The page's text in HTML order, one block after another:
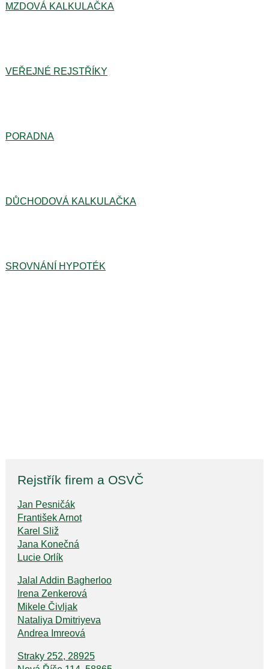
MZDOVÁ KALKULAČKA
VEŘEJNÉ REJSTŘÍKY
PORADNA
DŮCHODOVÁ KALKULAČKA
SROVNÁNÍ HYPOTÉK
Rejstřík firem a OSVČ
Jan Pesničák
František Arnot
Karel Sliž
Jana Konečná
Lucie Orlík
Jalal Addin Bagherloo
Irena Zenkerová
Mikele Čivljak
Nataliya Dmitriyeva
Andrea Imreová
Straky 252, 28925